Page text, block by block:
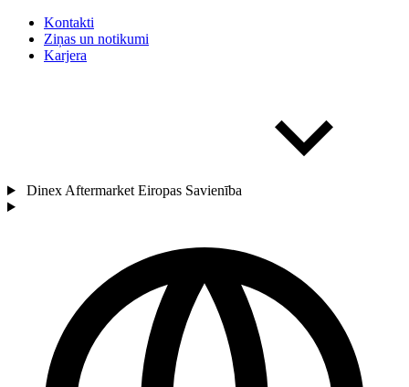
Kontakti
Ziņas un notikumi
Karjera
Dinex Aftermarket Eiropas Savienība